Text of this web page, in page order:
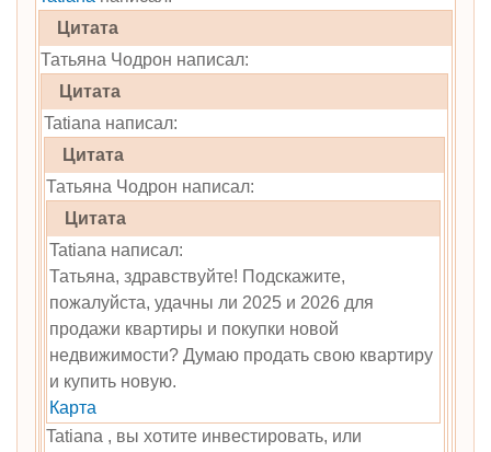
Цитата
Татьяна Чодрон написал:
Цитата
Tatiana написал:
Цитата
Татьяна Чодрон написал:
Цитата
Tatiana написал:
Татьяна, здравствуйте! Подскажите,
пожалуйста, удачны ли 2025 и 2026 для
продажи квартиры и покупки новой
недвижимости? Думаю продать свою квартиру
и купить новую.
Карта
Tatiana , вы хотите инвестировать, или